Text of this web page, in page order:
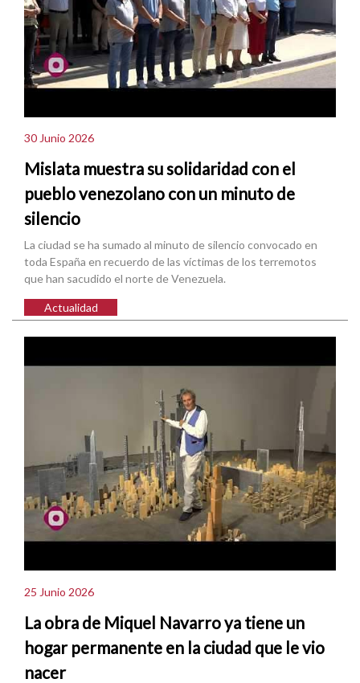
30 Junio 2026
Mislata muestra su solidaridad con el
pueblo venezolano con un minuto de
silencio
La ciudad se ha sumado al minuto de silencio convocado en
toda España en recuerdo de las víctimas de los terremotos
que han sacudido el norte de Venezuela.
Actualidad
25 Junio 2026
La obra de Miquel Navarro ya tiene un
hogar permanente en la ciudad que le vio
nacer